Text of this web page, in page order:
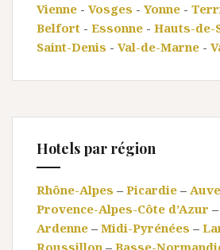
Vienne - Vosges - Yonne -
Belfort - Essonne - Hauts-de-
Saint-Denis - Val-de-Marne -
Hotels par région
Rhône-Alpes – Picardie –
Provence-Alpes-Côte d’Azur –
Ardenne – Midi-Pyrénées –
Roussillon – Basse-